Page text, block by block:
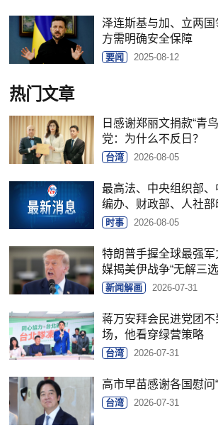
泽连斯基与加、立两
方需明确安全保障
要闻 2025-08-12
热门文章
日感谢郑丽文捐款“青
党：为什么不反日？
台湾 2026-08-05
最高法、中央组织部
编办、财政部、人社部
时事 2026-08-05
特朗普手握全球最强
媒揭美伊战争“无解三
新闻解画 2026-07-31
蒋万安拜会民进党团
场，他看穿绿营策略
台湾 2026-07-31
高市早苗感谢各国慰问
台湾 2026-07-31